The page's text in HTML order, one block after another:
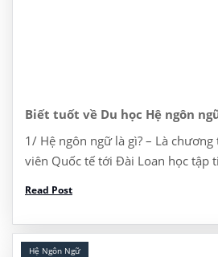
Biết tuốt về Du học Hệ ngôn
1/ Hệ ngôn ngữ là gì? – Là
viên Quốc tế tới Đài Loan học tập
Read Post
Hệ Ngôn Ngữ